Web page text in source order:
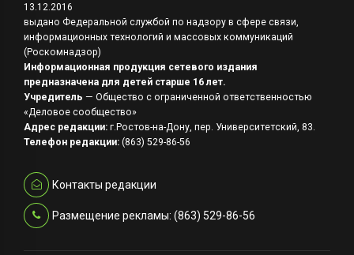
13.12.2016
выдано Федеральной службой по надзору в сфере связи,
информационных технологий и массовых коммуникаций
(Роскомнадзор)
Информационная продукция сетевого издания
предназначена для детей старше 16 лет.
Учредитель — Общество с ограниченной ответственностью
«Деловое сообщество»
Адрес редакции: г.Ростов-на-Дону, пер. Университетский, 83.
Телефон редакции: (863) 529-86-56
Контакты редакции
Размещение рекламы: (863) 529-86-56